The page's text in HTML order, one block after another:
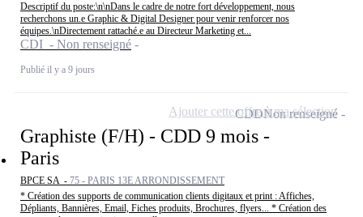
Descriptif du poste:\n\nDans le cadre de notre fort développement, nous
recherchons un.e Graphic & Digital Designer pour venir renforcer nos
équipes.\nDirectement rattaché.e au Directeur Marketing et...
CDI - Non renseigné
Publié il y a 9 jours
Graphiste (F/H) - CDD 9 mois -
Paris
BPCE SA - 75 - PARIS 13E ARRONDISSEMENT
* Création des supports de communication clients digitaux et print : Affiches,
Dépliants, Bannières, Email, Fiches produits, Brochures, flyers... * Création des
CDDNon renseigné
Ajouter cette offre à ma sélection